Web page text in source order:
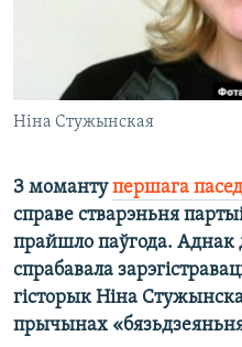
Ніна Стужынская
З момантупершага
справе стварэньня
прайшло паўгода. Аднак
спрабавала
гісторык Ніна
прычынах